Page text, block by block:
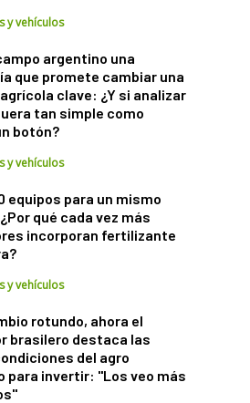
y vehículos
argentino una
que promete cambiar una
clave: ¿Y si analizar
tan simple como
botón?
y vehículos
equipos para un mismo
qué cada vez más
incorporan fertilizante
y vehículos
rotundo, ahora el
brasilero destaca las
del agro
para invertir: "Los veo más